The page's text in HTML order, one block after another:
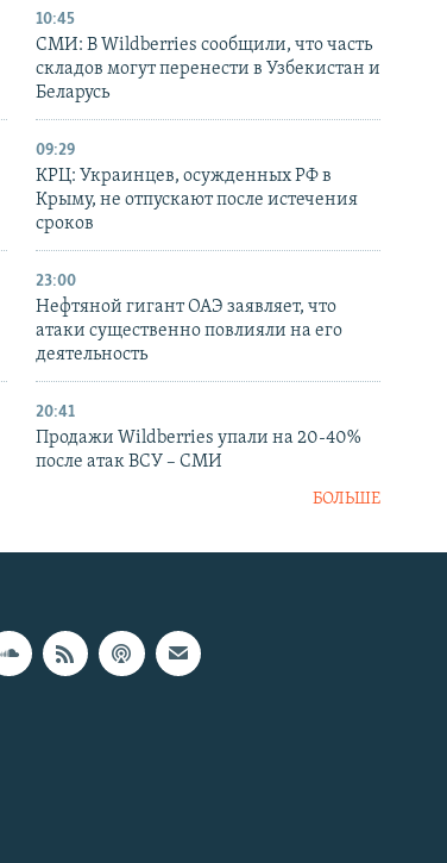
10:45
СМИ: В Wildberries сообщили, что часть
складов могут перенести в Узбекистан и
Беларусь
09:29
КРЦ: Украинцев, осужденных РФ в
Крыму, не отпускают после истечения
сроков
23:00
Нефтяной гигант ОАЭ заявляет, что
атаки существенно повлияли на его
деятельность
20:41
Продажи Wildberries упали на 20-40%
после атак ВСУ – СМИ
БОЛЬШЕ